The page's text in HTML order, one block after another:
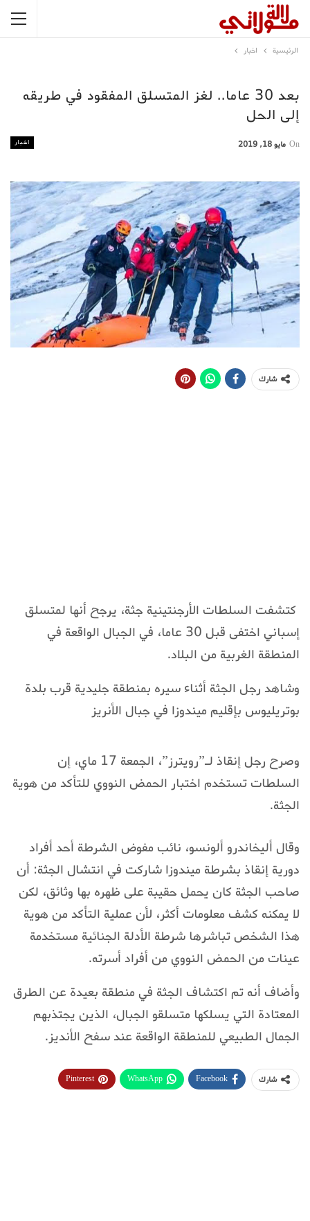
الرئيسية اخبار
بعد 30 عاما.. لغز المتسلق المفقود في طريقه
إلى الحل
اخبار On مايو 18, 2019
شارك
كتشفت السلطات الأرجنتينية جثة، يرجح أنها لمتسلق
إسباني اختفى قبل 30 عاما، في الجبال الواقعة في
المنطقة الغربية من البلاد.
وشاهد رجل الجثة أثناء سيره بمنطقة جليدية قرب بلدة
بوتريليوس بإقليم ميندوزا في جبال الأنريز
وصرح رجل إنقاذ لـ”رويترز”، الجمعة 17 ماي، إن
السلطات تستخدم اختبار الحمض النووي للتأكد من هوية
الجثة.
وقال أليخاندرو ألونسو، نائب مفوض الشرطة أحد أفراد
دورية إنقاذ بشرطة ميندوزا شاركت في انتشال الجثة: أن
صاحب الجثة كان يحمل حقيبة على ظهره بها وثائق، لكن
لا يمكنه كشف معلومات أكثر، لأن عملية التأكد من هوية
هذا الشخص تباشرها شرطة الأدلة الجنائية مستخدمة
عينات من الحمض النووي من أفراد أسرته.
وأضاف أنه تم اكتشاف الجثة في منطقة بعيدة عن الطرق
المعتادة التي يسلكها متسلقو الجبال، الذين يجتذبهم
الجمال الطبيعي للمنطقة الواقعة عند سفح الأنديز.
شارك Facebook
WhatsApp
Pinterest